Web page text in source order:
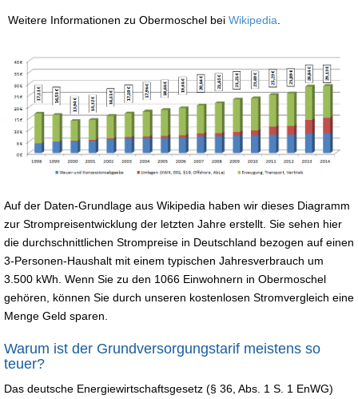
Weitere Informationen zu Obermoschel bei Wikipedia
Auf der Daten-Grundlage aus Wikipedia haben wir dieses Diagramm
zur Strompreisentwicklung der letzten Jahre erstellt. Sie sehen hier
die durchschnittlichen Strompreise in Deutschland bezogen auf einen
3-Personen-Haushalt mit einem typischen Jahresverbrauch um
3.500 kWh. Wenn Sie zu den 1066 Einwohnern in Obermoschel
gehören, können Sie durch unseren kostenlosen Stromvergleich eine
Menge Geld sparen.
Warum ist der Grundversorgungstarif meistens so
teuer?
Das deutsche Energiewirtschaftsgesetz (§ 36, Abs. 1 S. 1 EnWG)